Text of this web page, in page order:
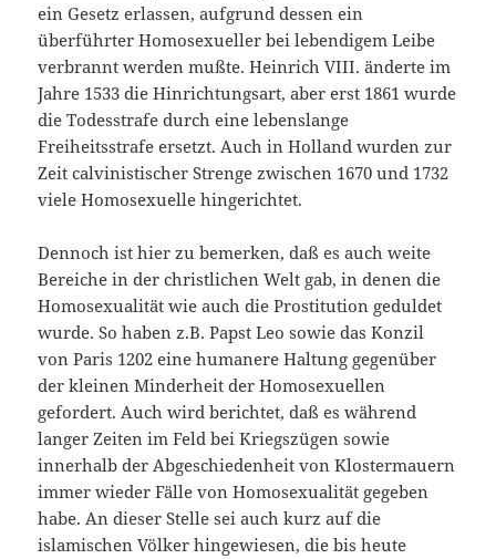
ein Gesetz erlassen, aufgrund dessen ein
überführter Homosexueller bei lebendigem Leibe
verbrannt werden mußte. Heinrich VIII. änderte im
Jahre 1533 die Hinrichtungsart, aber erst 1861 wurde
die Todesstrafe durch eine lebenslange
Freiheitsstrafe ersetzt. Auch in Holland wurden zur
Zeit calvinistischer Strenge zwischen 1670 und 1732
viele Homosexuelle hingerichtet.
Dennoch ist hier zu bemerken, daß es auch weite
Bereiche in der christlichen Welt gab, in denen die
Homosexualität wie auch die Prostitution geduldet
wurde. So haben z.B. Papst Leo sowie das Konzil
von Paris 1202 eine humanere Haltung gegenüber
der kleinen Minderheit der Homosexuellen
gefordert. Auch wird berichtet, daß es während
langer Zeiten im Feld bei Kriegszügen sowie
innerhalb der Abgeschiedenheit von Klostermauern
immer wieder Fälle von Homosexualität gegeben
habe. An dieser Stelle sei auch kurz auf die
islamischen Völker hingewiesen, die bis heute